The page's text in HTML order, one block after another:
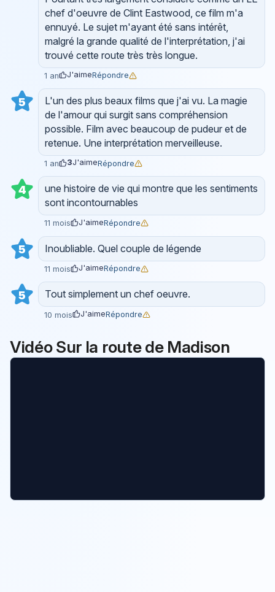
chef d'oeuvre de Clint Eastwood, ce film m'a
ennuyé. Le sujet m'ayant été sans intérêt,
malgré la grande qualité de l'interprétation, j'ai
trouvé cette route très très longue.
1 an J'aimeRépondre
5
L'un des plus beaux films que j'ai vu. La magie
de l'amour qui surgit sans compréhension
possible. Film avec beaucoup de pudeur et de
retenue. Une interprétation merveilleuse.
1 an 3J'aimeRépondre
4
une histoire de vie qui montre que les sentiments
sont incontournables
11 mois J'aimeRépondre
5 Inoubliable. Quel couple de légende
11 mois J'aimeRépondre
5 Tout simplement un chef oeuvre.
10 mois J'aimeRépondre
Vidéo Sur la route de Madison